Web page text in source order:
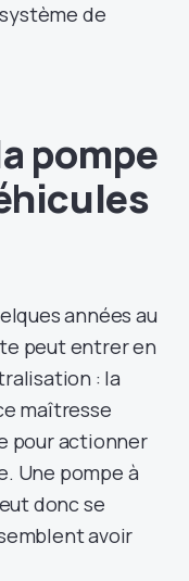
de
pompe
années au
peut entrer en
: la
maîtresse
pour actionner
Une pompe à
donc se
avoir